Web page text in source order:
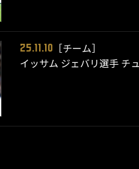
25.11.10
［チーム］
イッサム ジェバリ選手 チ